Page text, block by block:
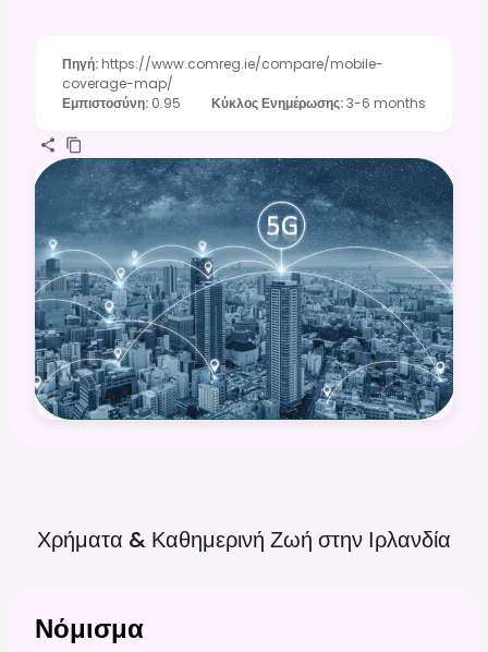
Πηγή: https://www.comreg.ie/compare/mobile-
coverage-map/
Εμπιστοσύνη: 0.95 Κύκλος Ενημέρωσης:3-6 months
Χρήματα & Καθημερινή Ζωή στην Ιρλανδία
Νόμισμα